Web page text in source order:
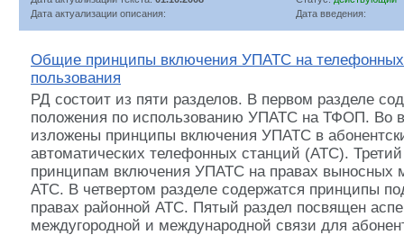
Дата актуализации описания:
Дата введения:
Общие принципы включения УПАТС на телефонных
пользования
РД состоит из пяти разделов. В первом разделе
положения по использованию УПАТС на ТФОП. Во
изложены принципы включения УПАТС в
автоматических телефонных станций (АТС).
принципам включения УПАТС на правах выносных
АТС. В четвертом разделе содержатся принципы
правах районной АТС. Пятый раздел посвящен
междугородной и международной связи для